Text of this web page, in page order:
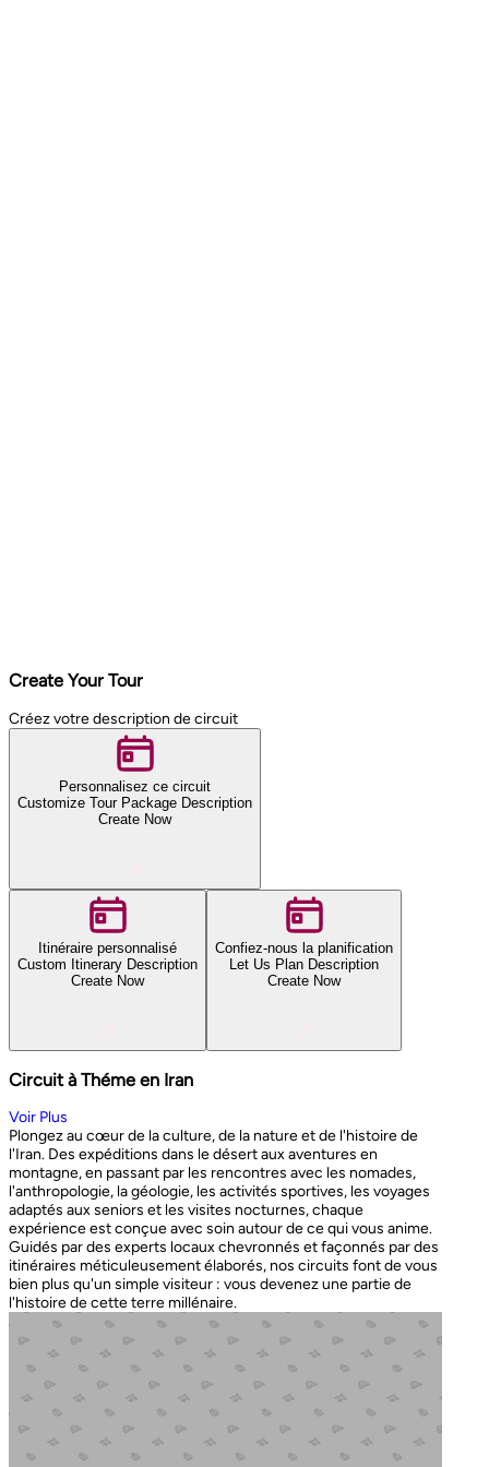
Create Your Tour
Créez votre description de circuit
Personnalisez ce circuit
Customize Tour Package Description
Create Now
Itinéraire personnalisé
Custom Itinerary Description
Create Now
Confiez-nous la planification
Let Us Plan Description
Create Now
Circuit à Théme en Iran
Voir Plus
Plongez au cœur de la culture, de la nature et de l'histoire de
l'Iran. Des expéditions dans le désert aux aventures en
montagne, en passant par les rencontres avec les nomades,
l'anthropologie, la géologie, les activités sportives, les voyages
adaptés aux seniors et les visites nocturnes, chaque
expérience est conçue avec soin autour de ce qui vous anime.
Guidés par des experts locaux chevronnés et façonnés par des
itinéraires méticuleusement élaborés, nos circuits font de vous
bien plus qu'un simple visiteur : vous devenez une partie de
l'histoire de cette terre millénaire.